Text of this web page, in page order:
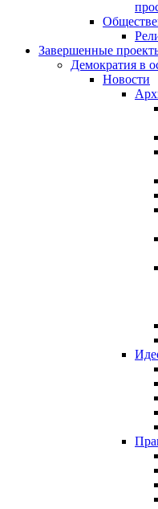
Завершенные
Демократия в
Новости